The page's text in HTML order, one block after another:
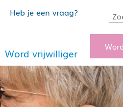
Heb je een vraag?
Word vrijwilliger